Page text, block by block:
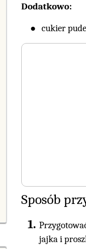
Dodatkowo:
cukier
Sposób
jajka i